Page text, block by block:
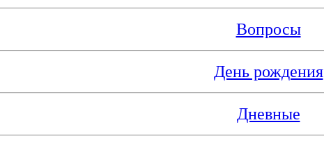
Вопросы
День рождения
Дневные